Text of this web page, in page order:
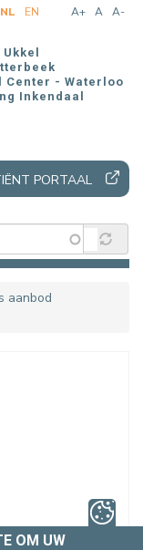
A+ A A-
NL EN
Center - Waterloo
Inkendaal
PORTAAL
aanbod
geconventioneerd
OM UW